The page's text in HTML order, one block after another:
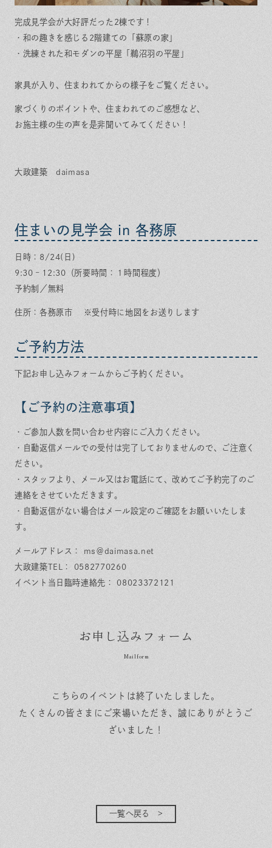
完成見学会が大好評だった2棟です！
・和の趣きを感じる2階建ての「蘇原の家」
・洗練された和モダンの平屋「鵜沼羽の平屋」
家具が入り、住まわれてからの様子をご覧ください。
家づくりのポイントや、住まわれてのご感想など、
お施主様の生の声を是非聞いてみてください！
大政建築 daimasa
住まいの見学会 in 各務原
日時：8/24(日)
9:30 – 12:30（所要時間：１時間程度）
予約制／無料
住所：各務原市 ※受付時に地図をお送りします
ご予約方法
下記お申し込みフォームからご予約ください。
【ご予約の注意事項】
・ご参加人数を問い合わせ内容にご入力ください。
・自動返信メールでの受付は完了しておりませんので、ご注意く
ださい。
・スタッフより、メール又はお電話にて、改めてご予約完了のご
連絡をさせていただきます。
・自動返信がない場合はメール設定のご確認をお願いいたしま
す。
メールアドレス： ms＠daimasa.net
大政建築TEL： 0582770260
イベント当日臨時連絡先： 08023372121
お申し込みフォーム
こちらのイベントは終了いたしました。
たくさんの皆さまにご来場いただき、誠にありがとうご
ざいました！
一覧へ戻る